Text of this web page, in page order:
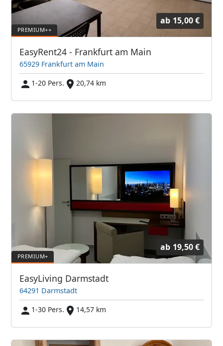
ab 15,00 €
EasyRent24 - Frankfurt am Main
65929 Frankfurt am Main
1-20 Pers.
20,74 km
ab 19,50 €
EasyLiving Darmstadt
64291 Darmstadt
1-30 Pers.
14,57 km